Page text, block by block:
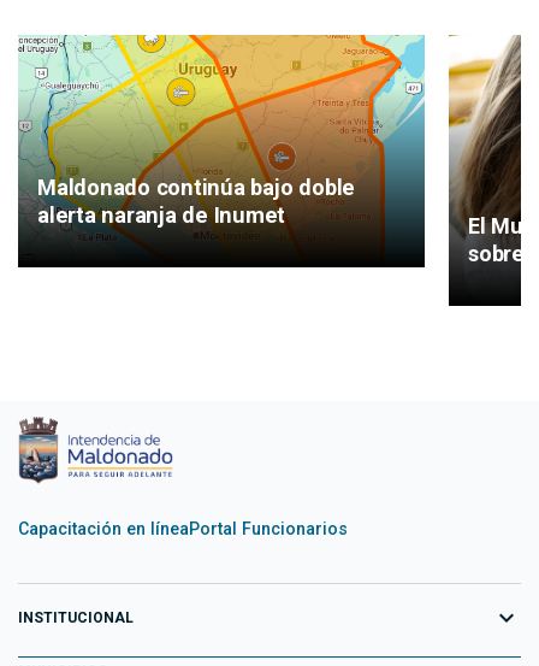
Maldonado continúa bajo doble
alerta naranja de Inumet
El
sobre
Capacitación en líneaPortal Funcionarios
INSTITUCIONAL expand_more